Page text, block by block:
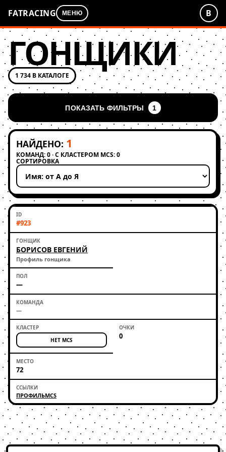
FATRACING МЕНЮ В
ГОНЩИКИ
1 734 В КАТАЛОГЕ
ПОКАЗАТЬ ФИЛЬТРЫ 1
НАЙДЕНО: 1
КОМАНД: 0 · С КЛАСТЕРОМ MCS: 0
СОРТИРОВКА
Применить сортировку
#923
БОРИСОВ ЕВГЕНИЙ
Профиль гонщика
—
—
НЕТ MCS 0
72
ПРОФИЛЬMCS